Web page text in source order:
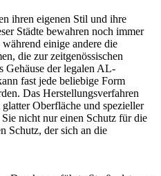
ihren eigenen Stil und ihre
Städte bewahren noch immer
einige andere die
die zur zeitgenössischen
Gehäuse der legalen AL-
fast jede beliebige Form
Das Herstellungsverfahren
Oberfläche und spezieller
nicht nur einen Schutz für die
Schutz, der sich an die